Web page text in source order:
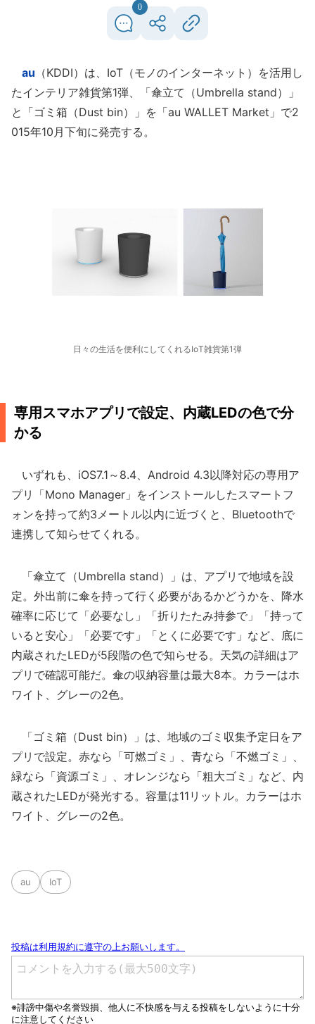
0
au （KDDI）は、IoT（モノのインターネット）を活用し
たインテリア雑貨第1弾、「傘立て（Umbrella stand）」
と「ゴミ箱（Dust bin）」を「au WALLET Market」で2
015年10月下旬に発売する。
日々の生活を便利にしてくれるIoT雑貨第1弾
専用スマホアプリで設定、内蔵LEDの色で分
かる
いずれも、iOS7.1～8.4、Android 4.3以降対応の専用ア
プリ「Mono Manager」をインストールしたスマートフ
ォンを持って約3メートル以内に近づくと、Bluetoothで
連携して知らせてくれる。
「傘立て（Umbrella stand）」は、アプリで地域を設
定。外出前に傘を持って行く必要があるかどうかを、降水
確率に応じて「必要なし」「折りたたみ持参で」「持って
いると安心」「必要です」「とくに必要です」など、底に
内蔵されたLEDが5段階の色で知らせる。天気の詳細はア
プリで確認可能だ。傘の収納容量は最大8本。カラーはホ
ワイト、グレーの2色。
「ゴミ箱（Dust bin）」は、地域のゴミ収集予定日をア
プリで設定。赤なら「可燃ゴミ」、青なら「不燃ゴミ」、
緑なら「資源ゴミ」、オレンジなら「粗大ゴミ」など、内
蔵されたLEDが発光する。容量は11リットル。カラーはホ
ワイト、グレーの2色。
au IoT